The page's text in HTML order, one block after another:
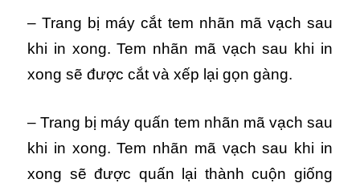
– Trang bị máy cắt tem nhãn mã vạch sau
khi in xong. Tem nhãn mã vạch sau khi in
xong sẽ được cắt và xếp lại gọn gàng.
– Trang bị máy quấn tem nhãn mã vạch sau
khi in xong. Tem nhãn mã vạch sau khi in
xong sẽ được quấn lại thành cuộn giống